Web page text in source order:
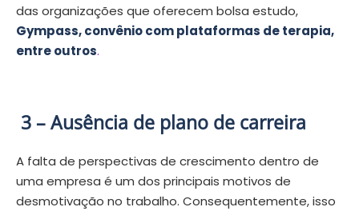
das organizações que oferecem bolsa estudo,
Gympass, convênio com plataformas de terapia,
entre outros.
3 – Ausência de plano de carreira
A falta de perspectivas de crescimento dentro de
uma empresa é um dos principais motivos de
desmotivação no trabalho. Consequentemente, isso